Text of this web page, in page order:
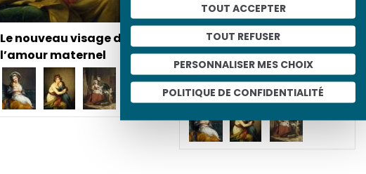
TOUT ACCEPTER
TOUT REFUSER
PERSONNALISER MES CHOIX
POLITIQUE DE CONFIDENTIALITÉ
Le nouveau visage de
l’amour maternel
Le nouveau visage de
l’amour maternel